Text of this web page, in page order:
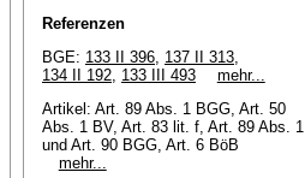
Referenzen
BGE: 133 II 396, 137 II 313,
134 II 192, 133 III 493
mehr...
Artikel: Art. 89 Abs. 1 BGG, Art. 50
Abs. 1 BV, Art. 83 lit. f, Art. 89 Abs. 1
und Art. 90 BGG, Art. 6 BöB
mehr...